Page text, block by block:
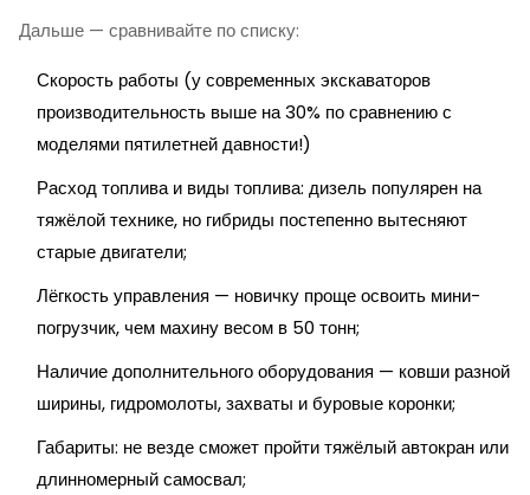
Дальше — сравнивайте по списку:
Скорость работы (у современных экскаваторов
производительность выше на 30% по сравнению с
моделями пятилетней давности!)
Расход топлива и виды топлива: дизель популярен на
тяжёлой технике, но гибриды постепенно вытесняют
старые двигатели;
Лёгкость управления — новичку проще освоить мини-
погрузчик, чем махину весом в 50 тонн;
Наличие дополнительного оборудования — ковши разной
ширины, гидромолоты, захваты и буровые коронки;
Габариты: не везде сможет пройти тяжёлый автокран или
длинномерный самосвал;